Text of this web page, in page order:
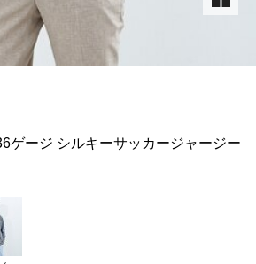
ゲージ シルキーサッカージャージー